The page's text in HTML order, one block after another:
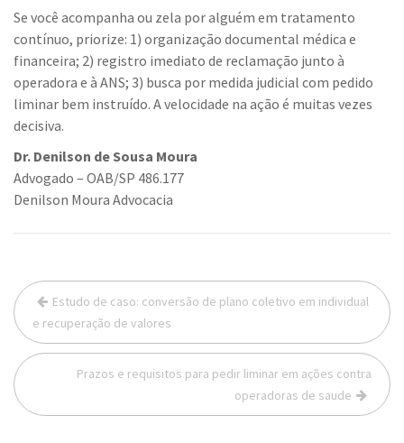
Se você acompanha ou zela por alguém em tratamento
contínuo, priorize: 1) organização documental médica e
financeira; 2) registro imediato de reclamação junto à
operadora e à ANS; 3) busca por medida judicial com pedido
liminar bem instruído. A velocidade na ação é muitas vezes
decisiva.
Dr. Denilson de Sousa Moura
Advogado – OAB/SP 486.177
Denilson Moura Advocacia
Navegação
de
Post
Estudo de caso: conversão de plano coletivo em individual
e recuperação de valores
Prazos e requisitos para pedir liminar em ações contra
operadoras de saude